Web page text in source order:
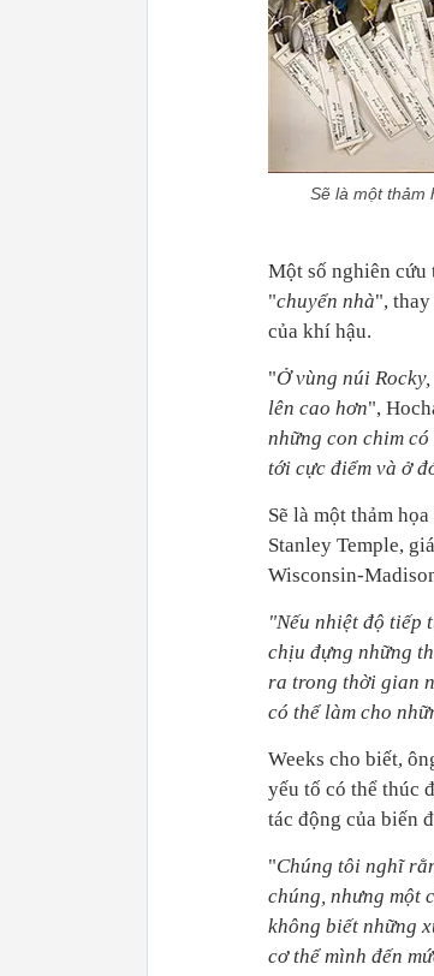
Sẽ là một thảm
Một số nghiên cứu
"chuyển nhà",
của khí hậu.
"Ở vùng núi
lên cao hơn",
những con chim
tới cực điểm và ở
Sẽ là một thảm
Stanley Temple,
Wisconsin-
"Nếu nhiệt độ tiếp
chịu đựng những
ra trong thời gian
có thể làm cho
Weeks cho biết,
yếu tố có thể thúc
tác động của biến
"Chúng tôi nghĩ
chúng, nhưng một
không biết những
cơ thể mình đến